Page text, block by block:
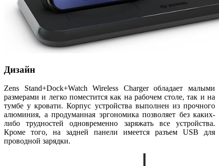
Дизайн
Zens Stand+Dock+Watch Wireless Charger обладает малыми
размерами и легко поместится как на рабочем столе, так и на
тумбе у кровати. Корпус устройства выполнен из прочного
алюминия, а продуманная эргономика позволяет без каких-
либо трудностей одновременно заряжать все устройства.
Кроме того, на задней панели имеется разъем USB для
проводной зарядки.